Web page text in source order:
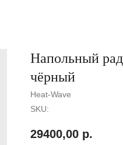
Напольный
чёрный
Heat-Wave
SKU:
29400,00 р.